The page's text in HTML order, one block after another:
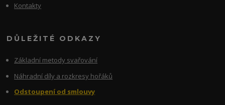
Kontakty
DŮLEŽITÉ ODKAZY
Základní metody svařování
Náhradní díly a rozkresy hořáků
Odstoupení od smlouvy